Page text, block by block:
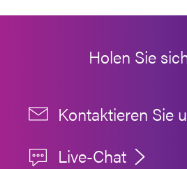
Holen Sie
Kontaktieren Sie
Live-Chat